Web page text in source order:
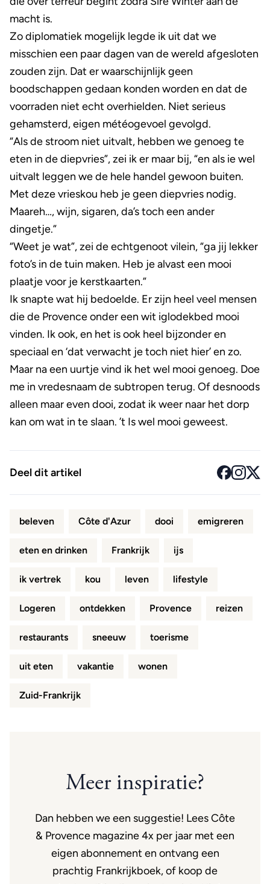
macht is.
Zo diplomatiek mogelijk legde ik uit dat we
misschien een paar dagen van de wereld afgesloten
zouden zijn. Dat er waarschijnlijk geen
boodschappen gedaan konden worden en dat de
voorraden niet echt overhielden. Niet serieus
gehamsterd, eigen météogevoel gevolgd.
“Als de stroom niet uitvalt, hebben we genoeg te
eten in de diepvries”, zei ik er maar bij, “en als ie wel
uitvalt leggen we de hele handel gewoon buiten.
Met deze vrieskou heb je geen diepvries nodig.
Maareh…, wijn, sigaren, da’s toch een ander
dingetje.”
“Weet je wat”, zei de echtgenoot vilein, “ga jij lekker
foto’s in de tuin maken. Heb je alvast een mooi
plaatje voor je kerstkaarten.”
Ik snapte wat hij bedoelde. Er zijn heel veel mensen
die de Provence onder een wit iglodekbed mooi
vinden. Ik ook, en het is ook heel bijzonder en
speciaal en ‘dat verwacht je toch niet hier’ en zo.
Maar na een uurtje vind ik het wel mooi genoeg. Doe
me in vredesnaam de subtropen terug. Of desnoods
alleen maar even dooi, zodat ik weer naar het dorp
kan om wat in te slaan. ’t Is wel mooi geweest.
Deel dit artikel
beleven Côte d'Azur dooi emigreren
eten en drinken Frankrijk ijs
ik vertrek kou leven lifestyle
Logeren ontdekken Provence reizen
restaurants sneeuw toerisme
uit eten vakantie wonen
Zuid-Frankrijk
Meer inspiratie?
Dan hebben we een suggestie! Lees Côte
& Provence magazine 4x per jaar met een
eigen abonnement en ontvang een
prachtig Frankrijkboek, of koop de